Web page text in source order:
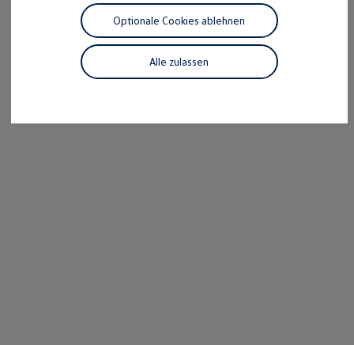
Räder und Reifen
Pannen- und Unfallhilfe
Economy Service
Volkswagen Teile
Zubehör
E-Mail schreiben
Alle zulassen
Optionale Cookies ablehnen